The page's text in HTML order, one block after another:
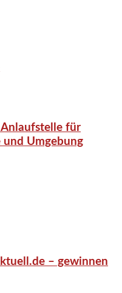
für
und Umgebung
– gewinnen